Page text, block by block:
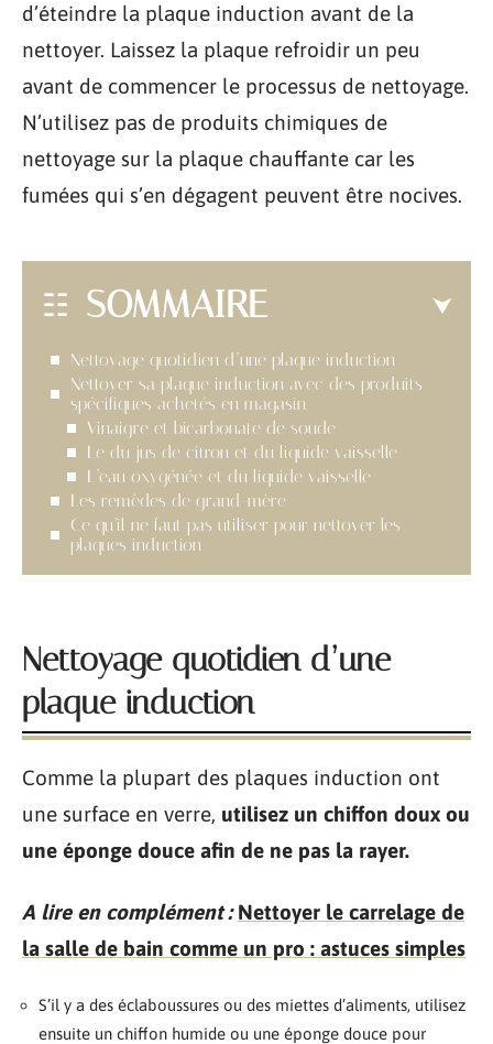
d’éteindre la plaque induction avant de la
nettoyer. Laissez la plaque refroidir un peu
avant de commencer le processus de nettoyage.
N’utilisez pas de produits chimiques de
nettoyage sur la plaque chauffante car les
fumées qui s’en dégagent peuvent être nocives.
SOMMAIRE
Nettoyage quotidien d’une plaque induction
Nettoyer sa plaque induction avec des produits
spécifiques achetés en magasin
Vinaigre et bicarbonate de soude
Le du jus de citron et du liquide vaisselle
L’eau oxygénée et du liquide vaisselle
Les remèdes de grand-mère
Ce qu’il ne faut pas utiliser pour nettoyer les
plaques induction
Nettoyage quotidien d’une
plaque induction
Comme la plupart des plaques induction ont
une surface en verre, utilisez un chiffon doux ou
une éponge douce afin de ne pas la rayer.
A lire en complément : Nettoyer le carrelage de
la salle de bain comme un pro : astuces simples
S’il y a des éclaboussures ou des miettes d’aliments, utilisez
ensuite un chiffon humide ou une éponge douce pour